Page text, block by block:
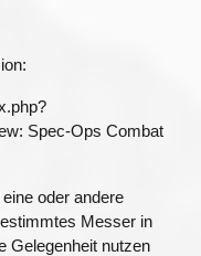
Spec-Ops Combat
oder andere
Messer in
Gelegenheit nutzen